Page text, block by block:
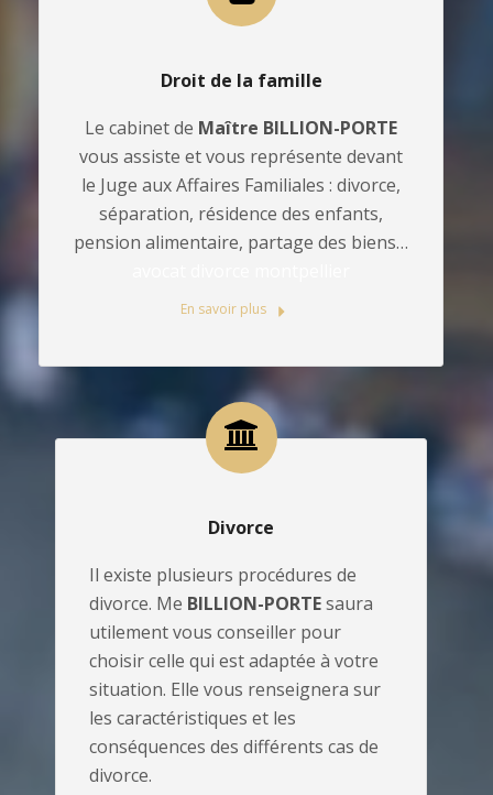
Droit de la famille
Le cabinet de Maître BILLION-PORTE
vous assiste et vous représente devant
le Juge aux Affaires Familiales : divorce,
séparation, résidence des enfants,
pension alimentaire, partage des biens…
En savoir plus
Divorce
Il existe plusieurs procédures de
divorce. Me BILLION-PORTEsaura
utilement vous conseiller pour
choisir celle qui est adaptée à votre
situation. Elle vous renseignera sur
les caractéristiques et les
conséquences des différents cas de
divorce.